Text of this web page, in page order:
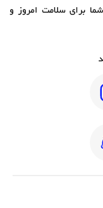
برای سلامت امروز و